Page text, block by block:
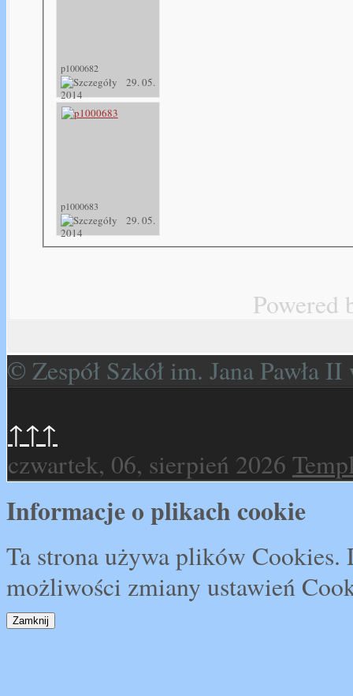
p1000682
29. 05.
2014
p1000683
29. 05.
2014
Powered
© Zespół Szkół im. Jana Pawła
↑↑↑
czwartek, 06, sierpień 2026
Informacje o plikach cookie
Ta strona używa plików
możliwości zmiany ustawień